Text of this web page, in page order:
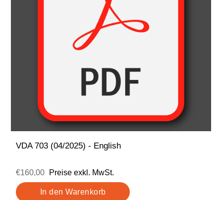
VDA 703 (04/2025) - English
€160,00 Preise exkl. MwSt.